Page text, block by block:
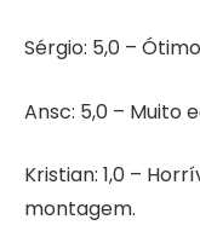
Sérgio: 5,0 –
Ansc: 5,0 – Muito
Kristian: 1,0 –
montagem.